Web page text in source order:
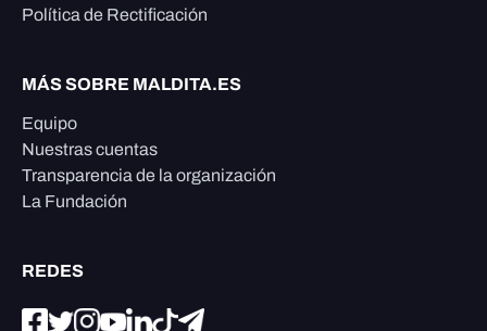
Política de Rectificación
MÁS SOBRE MALDITA.ES
Equipo
Nuestras cuentas
Transparencia de la organización
La Fundación
REDES